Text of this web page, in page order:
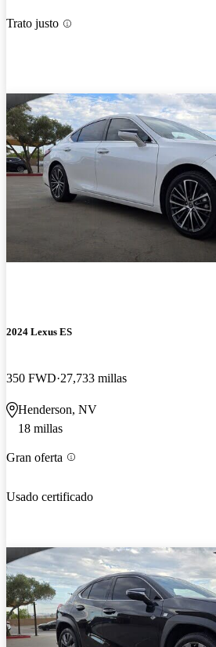
Trato justo
2024 Lexus ES
350 FWD 27,733 millas
Henderson, NV
18 millas
Gran oferta
Usado certificado